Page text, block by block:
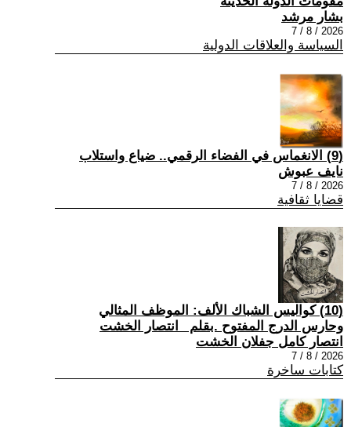
بشار مرشد
2026 / 8 / 7
السياسة والعلاقات الدولية
(9) الانغماس في الفضاء الرقمي.. ضياع واستلاب
نايف عبوش
2026 / 8 / 7
قضايا ثقافية
(10) كواليس الشباك الألف: الموظف المثالي
وحارس الدرج المفتوح .بقلم _انتصار الخشت
انتصار كامل جفلان الخشت
2026 / 8 / 7
كتابات ساخرة